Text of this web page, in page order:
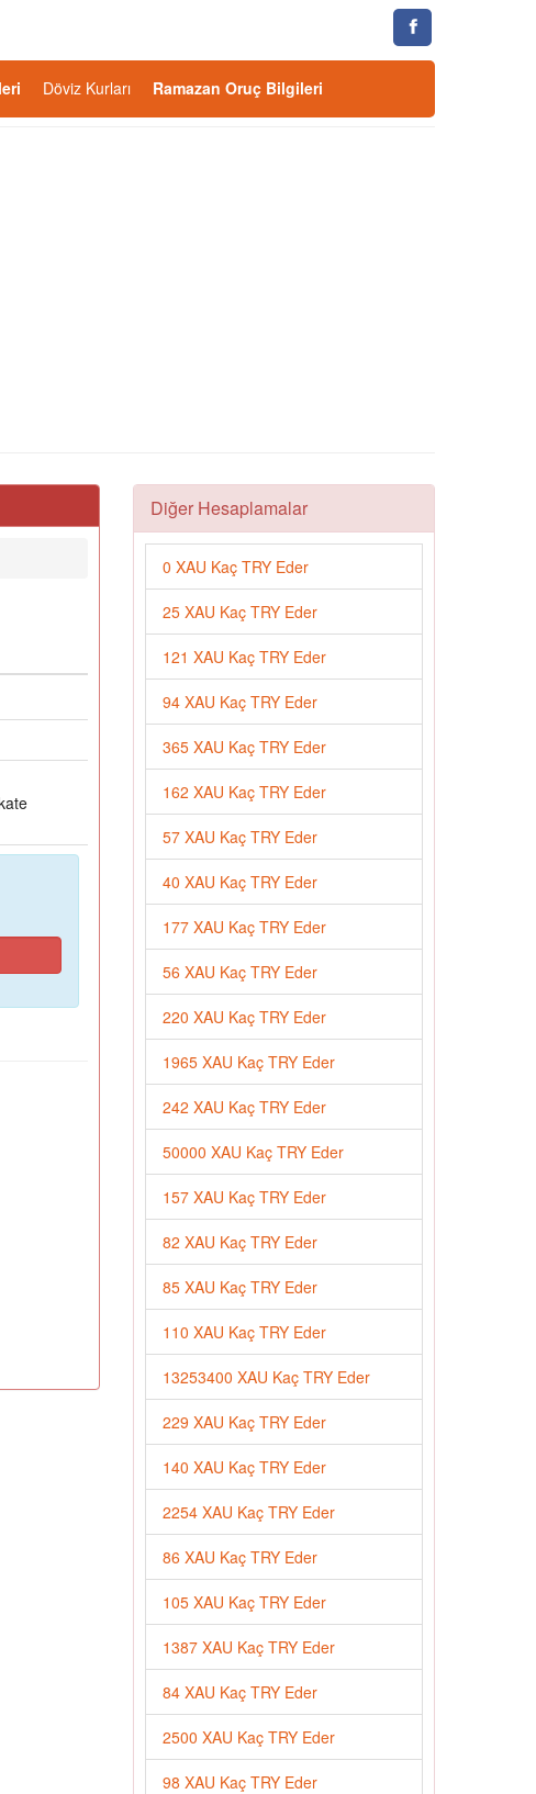
Döviz Kurları Ramazan Oruç Bilgileri
Diğer Hesaplamalar
0 XAU Kaç TRY Eder
25 XAU Kaç TRY Eder
121 XAU Kaç TRY Eder
94 XAU Kaç TRY Eder
365 XAU Kaç TRY Eder
162 XAU Kaç TRY Eder
57 XAU Kaç TRY Eder
40 XAU Kaç TRY Eder
177 XAU Kaç TRY Eder
56 XAU Kaç TRY Eder
220 XAU Kaç TRY Eder
1965 XAU Kaç TRY Eder
242 XAU Kaç TRY Eder
50000 XAU Kaç TRY Eder
157 XAU Kaç TRY Eder
82 XAU Kaç TRY Eder
85 XAU Kaç TRY Eder
110 XAU Kaç TRY Eder
13253400 XAU Kaç TRY Eder
229 XAU Kaç TRY Eder
140 XAU Kaç TRY Eder
2254 XAU Kaç TRY Eder
86 XAU Kaç TRY Eder
105 XAU Kaç TRY Eder
1387 XAU Kaç TRY Eder
84 XAU Kaç TRY Eder
2500 XAU Kaç TRY Eder
98 XAU Kaç TRY Eder